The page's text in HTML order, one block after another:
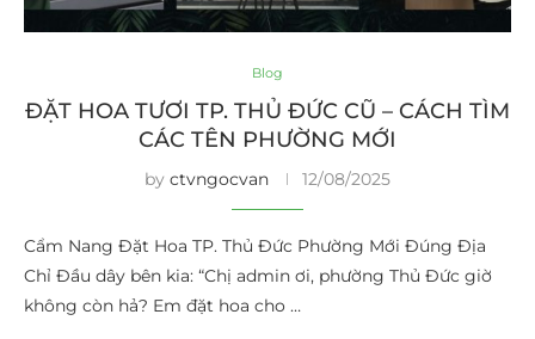
Blog
ĐẶT HOA TƯƠI TP. THỦ ĐỨC CŨ – CÁCH TÌM
CÁC TÊN PHƯỜNG MỚI
by ctvngocvan 12/08/2025
Cẩm Nang Đặt Hoa TP. Thủ Đức Phường Mới Đúng Địa
Chỉ Đầu dây bên kia: “Chị admin ơi, phường Thủ Đức giờ
không còn hả? Em đặt hoa cho …